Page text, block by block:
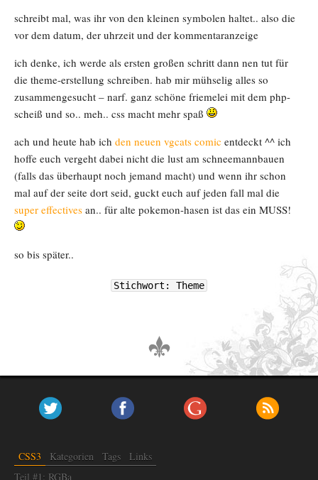
schreibt mal, was ihr von den kleinen symbolen haltet.. also die
vor dem datum, der uhrzeit und der kommentaranzeige
ich denke, ich werde als ersten großen schritt dann nen tut für
die theme-erstellung schreiben. hab mir mühselig alles so
zusammengesucht – narf. ganz schöne friemelei mit dem php-
scheiß und so.. meh.. css macht mehr spaß
ach und heute hab ich den neuen vgcats comic entdeckt ^^ ich
hoffe euch vergeht dabei nicht die lust am schneemannbauen
(falls das überhaupt noch jemand macht) und wenn ihr schon
mal auf der seite dort seid, guckt euch auf jeden fall mal die
super effectives an.. für alte pokemon-hasen ist das ein MUSS!
so bis später..
Stichwort: Theme
CSS3 Kategorien Tags
Links
Teil #1: RGBa